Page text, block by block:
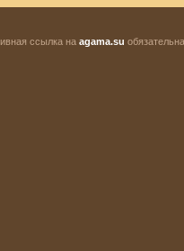
ссылка на agama.su